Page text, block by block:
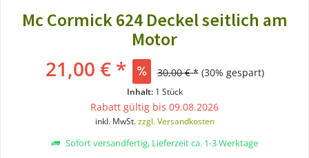
Mc Cormick 624 Deckel seitlich am
Motor
21,00 € * 30,00 € * (30% gespart)
Inhalt: 1 Stück
Rabatt gültig bis 09.08.2026
inkl. MwSt.zzgl. Versandkosten
Sofort versandfertig, Lieferzeit ca. 1-3 Werktage